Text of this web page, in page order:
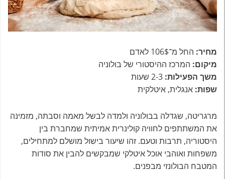
מחיר: החל מ־106$ לאדם
מיקום: המרכז ההיסטורי של בולוניה
משך הפעילות:
שפות: אנגלית, איטלקית
מרגריטה, שגדלה בבולוניה ולמדה לבשל מאמה וסבתה, מזמינה
את המשתתפים לחוויה קולינרית אמיתית שמחברת בין
היסטוריה, תרבות וטעם. זהו שיעור בישול מושלם למתחילים,
משפחות ואוהבי אוכל איטלקי שמבקשים להבין את סודות
המטבח הבולונזי מבפנים.